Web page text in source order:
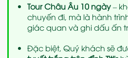
Tour Châu Âu 10 ngày–
chuyến đi, mà là hành
giác quan và ghi dấu ấn
Đặc biệt, Quý khách sẽ